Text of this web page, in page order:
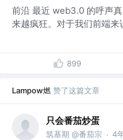
前沿 最近 web3.0 的呼声
来越疯狂。对于我们前端来
899
Lampow燃 赞了这篇文章
只会番茄炒蛋
筑基期 @番茄宗 · 4